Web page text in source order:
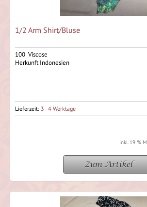
1/2 Arm Shirt/Bluse
100 Viscose
Herkunft Indonesien
Lieferzeit: 3 - 4 Werktage
inkl. 19 %
Zum Artikel